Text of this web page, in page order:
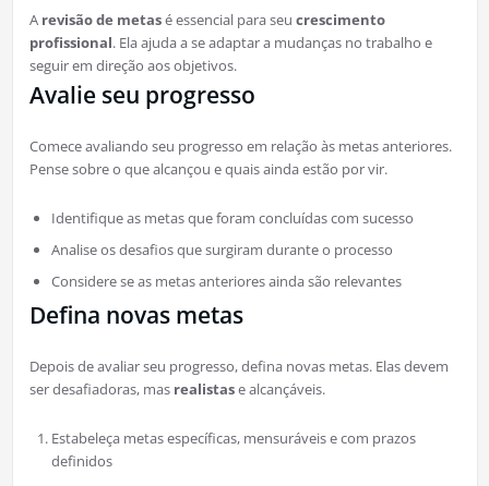
A revisão de metasé essencial para seu crescimento
profissional. Ela ajuda a se adaptar a mudanças no trabalho e
seguir em direção aos objetivos.
Avalie seu progresso
Comece avaliando seu progresso em relação às metas anteriores.
Pense sobre o que alcançou e quais ainda estão por vir.
Identifique as metas que foram concluídas com sucesso
Analise os desafios que surgiram durante o processo
Considere se as metas anteriores ainda são relevantes
Defina novas metas
Depois de avaliar seu progresso, defina novas metas. Elas devem
ser desafiadoras, mas realistase alcançáveis.
Estabeleça metas específicas, mensuráveis e com prazos
definidos